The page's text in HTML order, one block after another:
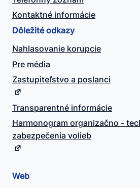
Kontaktné informácie
Dôležité odkazy
Nahlasovanie korupcie
Pre média
Zastupiteľstvo a poslanci
Transparentné informácie
Harmonogram organizačno -
zabezpečenia volieb
Web